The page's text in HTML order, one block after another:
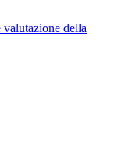
valutazione della